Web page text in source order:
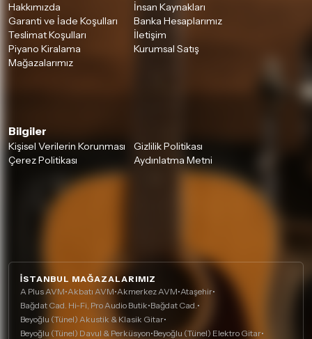
Hakkımızda
İnsan Kaynakları
Garanti ve İade Koşulları
Banka Hesaplarımız
Teslimat Koşulları
İletişim
Piyano Kiralama
Kurumsal Satış
Mağazalarımız
Bilgiler
Kişisel Verilerin Korunması
Gizlilik Politikası
Çerez Politikası
Aydınlatma Metni
İSTANBUL MAĞAZALARIMIZ
A Plus AVM•Akbatı AVM•Akmerkez AVM•Ataşehir•
Bağdat Cad. Hi-Fi, Pro Audio Butik•Bağdat Cad. •
Beyoğlu (Tünel) Akustik & Klasik Gitar•
Beyoğlu (Tünel) Davul & Perküsyon•Beyoğlu (Tünel) Elektro Gitar•